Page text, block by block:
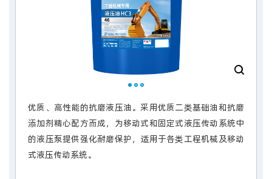
优质、高性能的抗磨液压油。采用优质二类基础油和抗磨
添加剂精心配方而成，为移动式和固定式液压传动系统中
的液压泵提供强化耐磨保护，适用于各类工程机械及移动
式液压传动系统。